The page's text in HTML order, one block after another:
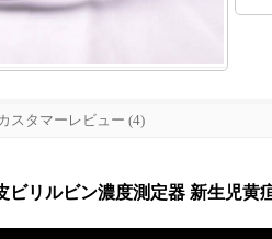
カスタマーレビュー (4)
ビリルビン濃度測定器 新生児黄